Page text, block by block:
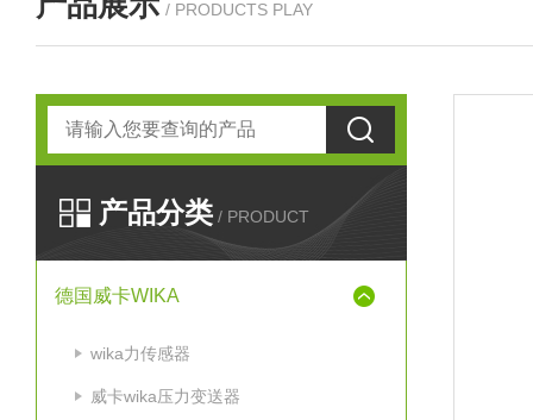
/ PRODUCTS PLAY
产品分类 / PRODUCT
德国威卡WIKA
wika力传感器
威卡wika压力变送器